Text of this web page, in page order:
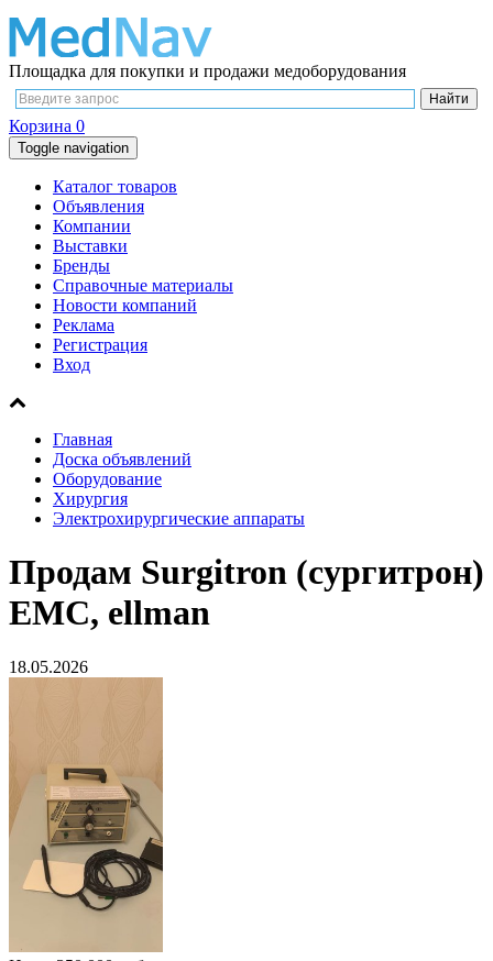
Площадка для покупки и продажи медоборудования
Корзина 0
Toggle navigation
Каталог товаров
Объявления
Компании
Выставки
Бренды
Справочные материалы
Новости компаний
Реклама
Регистрация
Вход
Главная
Доска объявлений
Оборудование
Хирургия
Электрохирургические аппараты
Продам Surgitron (сургитрон)
EMC, ellman
18.05.2026